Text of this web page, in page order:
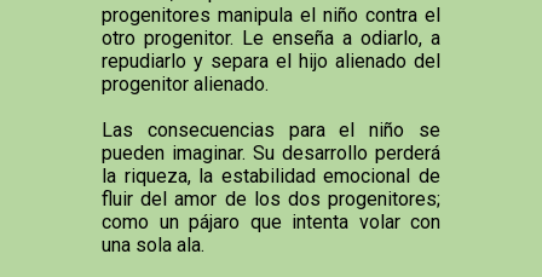
progenitores manipula el niño contra el
otro progenitor. Le enseña a odiarlo, a
repudiarlo y separa el hijo alienado del
progenitor alienado.
Las consecuencias para el niño se
pueden imaginar. Su desarrollo perderá
la riqueza, la estabilidad emocional de
fluir del amor de los dos progenitores;
como un pájaro que intenta volar con
una sola ala.